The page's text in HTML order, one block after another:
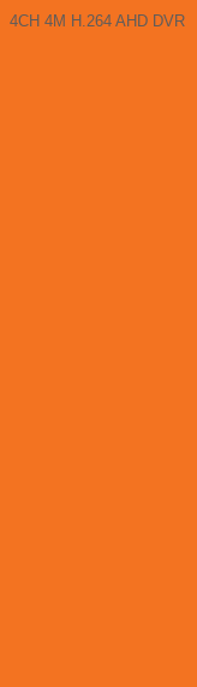
4CH 4M H.264 AHD DVR